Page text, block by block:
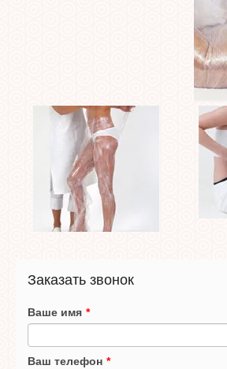
Заказать звонок
Ваше имя *
Ваш телефон *